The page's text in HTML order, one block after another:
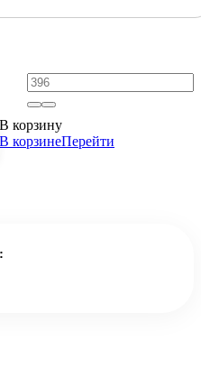
В корзину
В корзинеПерейти